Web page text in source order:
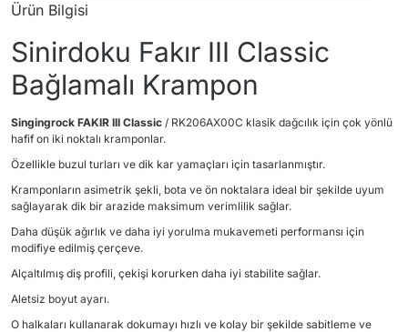
Ürün Bilgisi
Sinirdoku Fakır III Classic
Bağlamalı Krampon
Singingrock FAKIR III Classic / RK206AX00C klasik dağcılık için çok yönlü
hafif on iki noktalı kramponlar.
Özellikle buzul turları ve dik kar yamaçları için tasarlanmıştır.
Kramponların asimetrik şekli, bota ve ön noktalara ideal bir şekilde uyum
sağlayarak dik bir arazide maksimum verimlilik sağlar.
Daha düşük ağırlık ve daha iyi yorulma mukavemeti performansı için
modifiye edilmiş çerçeve.
Alçaltılmış diş profili, çekişi korurken daha iyi stabilite sağlar.
Aletsiz boyut ayarı.
O halkaları kullanarak dokumayı hızlı ve kolay bir şekilde sabitleme ve